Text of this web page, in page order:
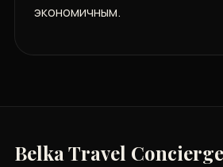
экономичным.
Belka Travel Concierge